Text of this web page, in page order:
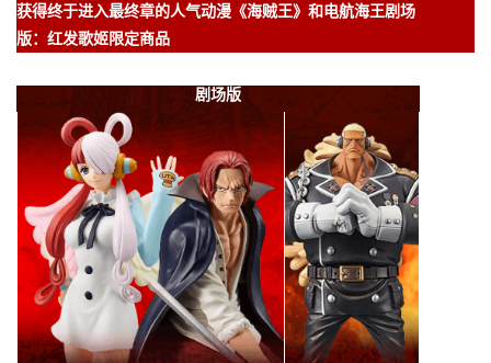
获得终于进入最终章的人气动漫《海贼王》和电航海王剧场
版：红发歌姬限定商品
剧场版